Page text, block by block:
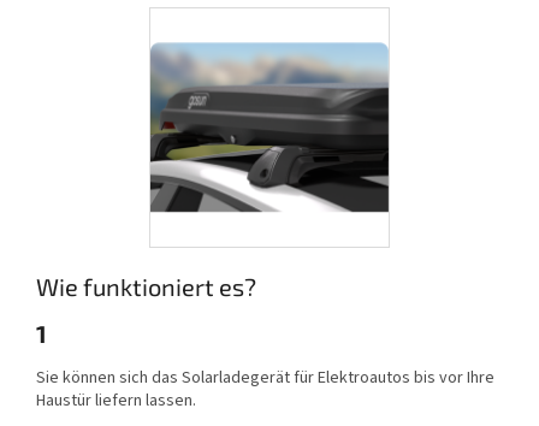
Wie funktioniert es?
1
Sie können sich das Solarladegerät für Elektroautos bis vor Ihre
Haustür liefern lassen.